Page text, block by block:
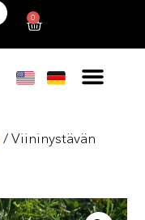
0
/ Viininystävän